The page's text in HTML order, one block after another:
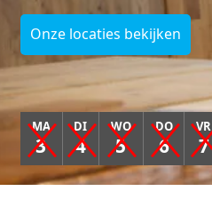
Onze locaties bekijken
MA
3
DI
4
WO
5
DO
6
VR
7